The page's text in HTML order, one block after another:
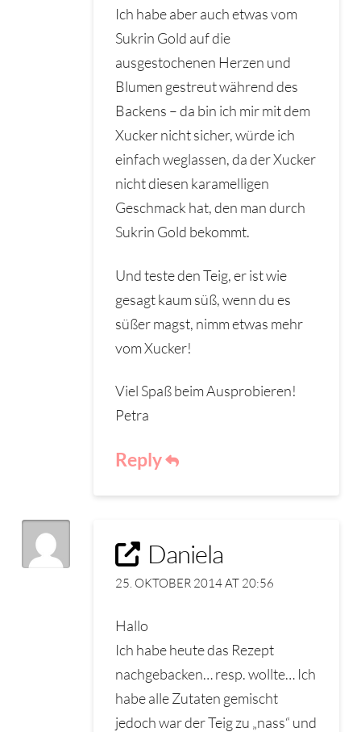
Ich habe aber auch etwas vom
Sukrin Gold auf die
ausgestochenen Herzen und
Blumen gestreut während des
Backens – da bin ich mir mit dem
Xucker nicht sicher, würde ich
einfach weglassen, da der Xucker
nicht diesen karamelligen
Geschmack hat, den man durch
Sukrin Gold bekommt.
Und teste den Teig, er ist wie
gesagt kaum süß, wenn du es
süßer magst, nimm etwas mehr
vom Xucker!
Viel Spaß beim Ausprobieren!
Petra
Reply
Daniela
25. OKTOBER 2014 AT 20:56
Hallo
Ich habe heute das Rezept
nachgebacken… resp. wollte… Ich
habe alle Zutaten gemischt
jedoch war der Teig zu „nass“ und